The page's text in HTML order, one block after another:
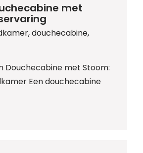
met
,douchecabine,
Douchecabine met Stoom:
Een douchecabine